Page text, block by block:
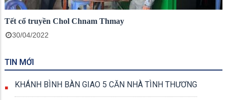
Tết cổ truyền Chol Chnam Thmay
30/04/2022
TIN MỚI
KHÁNH BÌNH BÀN GIAO 5 CĂN NHÀ TÌNH THƯƠNG